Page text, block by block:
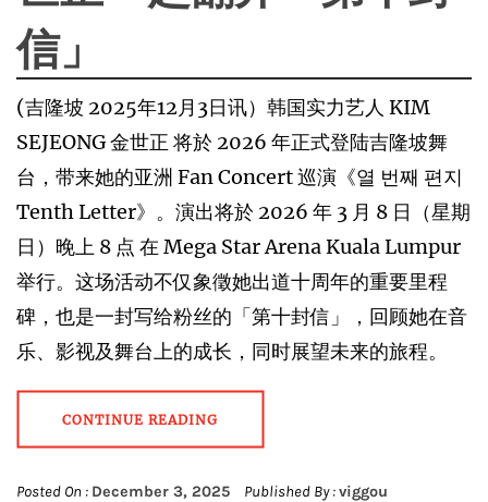
信」
(吉隆坡 2025年12月3日讯）韩国实⼒艺⼈ KIM
SEJEONG ⾦世正 将於 2026 年正式登陆吉隆坡舞
台，带来她的亚洲 Fan Concert 巡演《열 번째 편지
Tenth Letter》。演出将於 2026 年 3 ⽉ 8 ⽇（星期
日）晚上 8 点 在 Mega Star Arena Kuala Lumpur
举⾏。这场活动不仅象徵她出道⼗周年的重要⾥程
碑，也是⼀封写给粉丝的「第⼗封信」，回顾她在⾳
乐、影视及舞台上的成⻓，同时展望未来的旅程。
CONTINUE READING
Posted On : December 3, 2025 Published By :viggou